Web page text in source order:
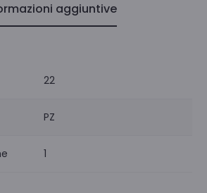
aggiuntive
22
PZ
1